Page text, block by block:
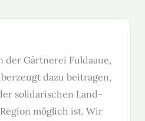
Gärt­nerei Ful­daaue,
dazu beitra­gen,
sol­i­darischen Land­
möglich ist. Wir